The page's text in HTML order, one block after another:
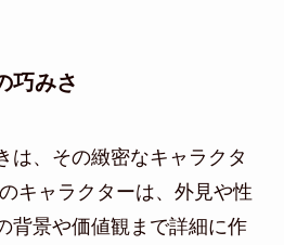
巧みさ
は、その緻密なキャラクタ
キャラクターは、外見や性
背景や価値観まで詳細に作